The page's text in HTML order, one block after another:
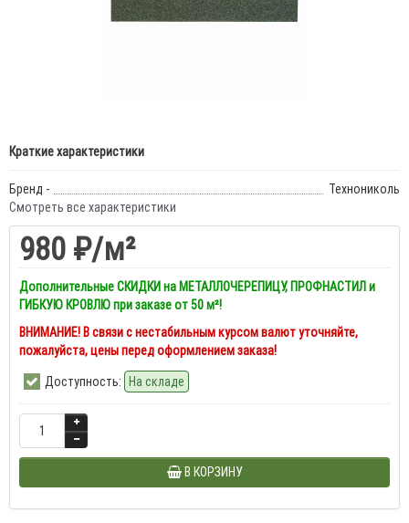
Краткие характеристики
Бренд -
Технониколь
Смотреть все характеристики
980 ₽/м²
Дополнительные СКИДКИ на МЕТАЛЛОЧЕРЕПИЦУ, ПРОФНАСТИЛ и
ГИБКУЮ КРОВЛЮ при заказе от 50 м²!
ВНИМАНИЕ! В связи с нестабильным курсом валют уточняйте,
пожалуйста, цены перед оформлением заказа!
Доступность: На складе
В КОРЗИНУ